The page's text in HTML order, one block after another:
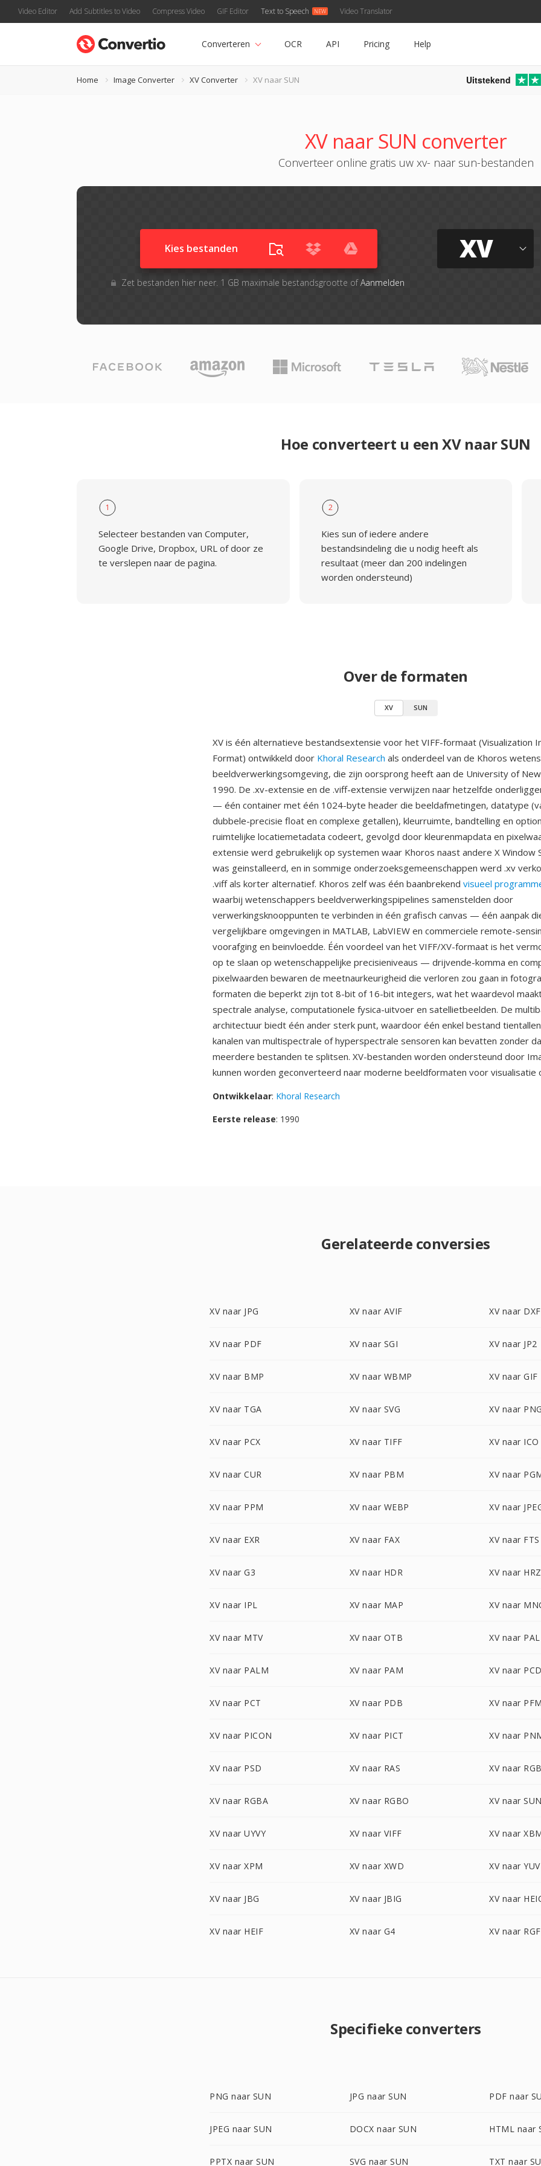
Video Editor Add Subtitles to Video Compress Video GIF Editor Text to Speech Video Translator
Converteren OCR API Pricing Help
Home Image Converter XV Converter XV naar SUN Uitstekend
XV naar SUN converter
Converteer online gratis uw xv- naar sun-bestanden
Kies bestanden
Zet bestanden hier neer. 1 GB maximale bestandsgrootte ofAanmelden
XV
Hoe converteert u een XV naar SUN
1
Selecteer bestanden van Computer,
Google Drive, Dropbox, URL of door ze
te verslepen naar de pagina.
2
Kies sun of iedere andere
bestandsindeling die u nodig heeft als
resultaat (meer dan 200 indelingen
worden ondersteund)
Over de formaten
XV SUN
XV is één alternatieve bestandsextensie voor het VIFF-formaat (Visualization
Format) ontwikkeld door Khoral Research als onderdeel van de Khoros
beeldverwerkingsomgeving, die zijn oorsprong heeft aan de University of
1990. De .xv-extensie en de .viff-extensie verwijzen naar hetzelfde
— één container met één 1024-byte header die beeldafmetingen, datatype
dubbele-precisie float en complexe getallen), kleurruimte, bandtelling en
ruimtelijke locatiemetadata codeert, gevolgd door kleurenmapdata en
extensie werd gebruikelijk op systemen waar Khoros naast andere X Window
was geinstalleerd, en in sommige onderzoeksgemeenschappen werd .xv
.viff als korter alternatief. Khoros zelf was één baanbrekend visueel
waarbij wetenschappers beeldverwerkingspipelines samenstelden door
verwerkingsknooppunten te verbinden in één grafisch canvas — één aanpak
vergelijkbare omgevingen in MATLAB, LabVIEW en commerciele remote-
voorafging en beinvloedde. Één voordeel van het VIFF/XV-formaat is het
op te slaan op wetenschappelijke precisieniveaus — drijvende-komma en
pixelwaarden bewaren de meetnaurkeurigheid die verloren zou gaan in
formaten die beperkt zijn tot 8-bit of 16-bit integers, wat het waardevol
spectrale analyse, computationele fysica-uitvoer en satellietbeelden. De
architectuur biedt één ander sterk punt, waardoor één enkel bestand
kanalen van multispectrale of hyperspectrale sensoren kan bevatten zonder
meerdere bestanden te splitsen. XV-bestanden worden ondersteund door
kunnen worden geconverteerd naar moderne beeldformaten voor visualisatie
Ontwikkelaar: Khoral Research
Eerste release: 1990
Gerelateerde conversies
XV naar JPG XV naar AVIF XV naar DXF
XV naar PDF XV naar SGI XV naar JP2
XV naar BMP XV naar WBMP XV naar GIF
XV naar TGA XV naar SVG XV naar PNG
XV naar PCX XV naar TIFF XV naar ICO
XV naar CUR XV naar PBM XV naar
XV naar PPM XV naar WEBP XV naar
XV naar EXR XV naar FAX XV naar FTS
XV naar G3 XV naar HDR XV naar HRZ
XV naar IPL XV naar MAP XV naar
XV naar MTV XV naar OTB XV naar PAL
XV naar PALM XV naar PAM XV naar PCD
XV naar PCT XV naar PDB XV naar PFM
XV naar PICON XV naar PICT XV naar
XV naar PSD XV naar RAS XV naar RGB
XV naar RGBA XV naar RGBO XV naar SUN
XV naar UYVY XV naar VIFF XV naar
XV naar XPM XV naar XWD XV naar YUV
XV naar JBG XV naar JBIG XV naar
XV naar HEIF XV naar G4 XV naar RGF
Specifieke converters
PNG naar SUN JPG naar SUN PDF naar
JPEG naar SUN DOCX naar SUN HTML naar
PPTX naar SUN SVG naar SUN TXT naar